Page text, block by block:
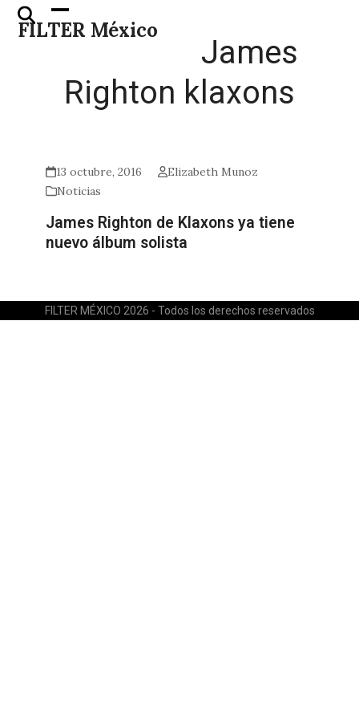
Skip
FILTER México
Open
mobile
Close
mobile
James
Righton klaxons
13 octubre, 2016
Elizabeth Munoz
Noticias
James Righton de Klaxons ya tiene
nuevo álbum solista
FILTER MÉXICO 2026 - Todos los derechos reservados